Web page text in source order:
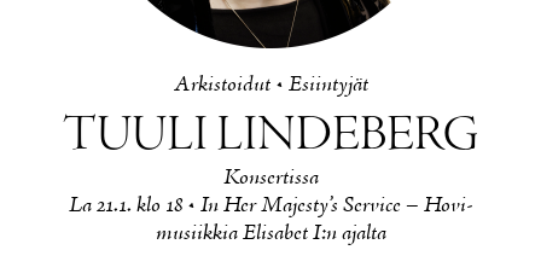
Ar­kis­toi­dut• Esiin­ty­jät
TUU­LI LIN­DE­BERG
Kon­ser­tis­sa
La 21.1. klo 18 • In Her Ma­jes­ty’s Ser­vice – Ho­vi­
musiik­kia Eli­sa­bet I:n ajal­ta